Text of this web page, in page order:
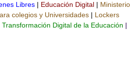
Libres | Educación Digital | Ministerio
colegios y Universidades | Lockers
Transformación Digital de la Educación |